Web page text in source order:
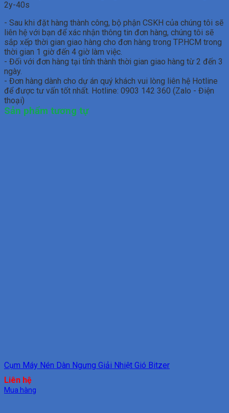
- Sau khi đặt hàng thành công, bộ phận CSKH của chúng tôi sẽ
liên hệ với bạn để xác nhận thông tin đơn hàng, chúng tôi sẽ
sắp xếp thời gian giao hàng cho đơn hàng trong TP.HCM trong
thời gian 1 giờ đến 4 giờ làm việc.
- Đối với đơn hàng tại tỉnh thành thời gian giao hàng từ 2 đến 3
ngày.
- Đơn hàng dành cho dự án quý khách vui lòng liên hệ Hotline
để được tư vấn tốt nhất. Hotline: 0903 142 360 (Zalo - Điện
thoại)
Sản phẩm tương tự
Cụm Máy Nén Dàn Ngưng Giải Nhiệt Gió Bitzer
Liên hệ
Mua hàng